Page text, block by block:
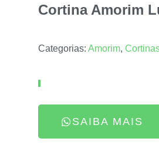
Cortina Amorim
Categorias: Amorim,
SAIBA MAIS